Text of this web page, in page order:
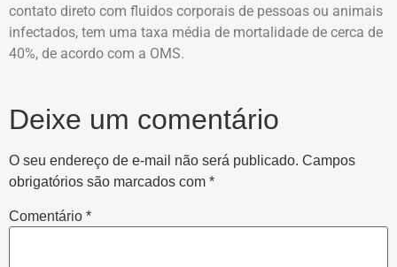
contato direto com fluidos corporais de pessoas ou animais
infectados, tem uma taxa média de mortalidade de cerca de
40%, de acordo com a OMS.
Deixe um comentário
O seu endereço de e-mail não será publicado. Campos
obrigatórios são marcados com *
Comentário *